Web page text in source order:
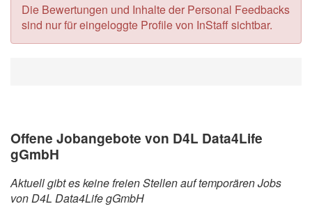
Die Bewertungen und Inhalte der Personal Feedbacks
sind nur für eingeloggte Profile von InStaff sichtbar.
Offene Jobangebote von D4L Data4Life
gGmbH
Aktuell gibt es keine freien Stellen auf temporären Jobs
von D4L Data4Life gGmbH